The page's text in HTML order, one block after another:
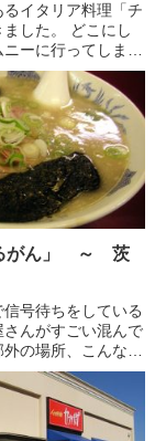
イタリア料理「チ
した。 どこにし
ーに行ってしまい
んで、駐車場が入
。 一応混んでる
していますが、そ
が多い...
がん」 ～ 茨
号待ちをしている
んがすごい混んで
の場所、こんな時
？ ここがこの石
旧千代田町）で有
ップ がんこや」、
るが...